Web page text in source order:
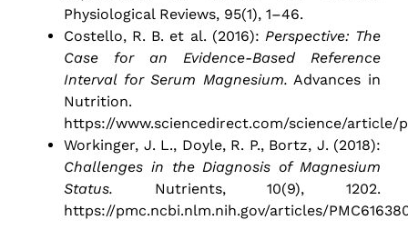
Physiological Reviews, 95(1), 1–46.
Costello, R. B. et al. (2016): Perspective: The
Case for an Evidence-Based Reference
Interval for Serum Magnesium. Advances in
Nutrition.
https://www.sciencedirect.com/science/article/
Workinger, J. L., Doyle, R. P., Bortz, J. (2018):
Challenges in the Diagnosis of Magnesium
Status. Nutrients, 10(9), 1202.
https://pmc.ncbi.nlm.nih.gov/articles/